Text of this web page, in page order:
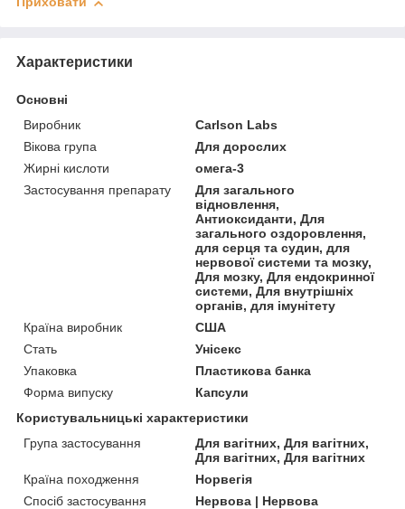
Характеристики
Основні
Виробник
Carlson Labs
Вікова група
Для дорослих
Жирні кислоти
омега-3
Застосування препарату
Для загального
відновлення,
Антиоксиданти, Для
загального оздоровлення,
для серця та судин, для
нервової системи та мозку,
Для мозку, Для ендокринної
системи, Для внутрішніх
органів, для імунітету
Країна виробник
США
Стать
Унісекс
Упаковка
Пластикова банка
Форма випуску
Капсули
Користувальницькі характеристики
Група застосування
Для вагітних, Для вагітних,
Для вагітних, Для вагітних
Країна походження
Норвегія
Спосіб застосування
Нервова | Нервова